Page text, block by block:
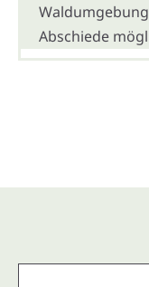
Abschiede